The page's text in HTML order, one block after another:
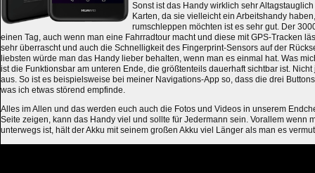
Sonst ist das Handy wirklich sehr
Karten, da sie vielleicht ein Arbeitshandy
rumschleppen möchten ist es sehr gut. Der
einen Tag, auch wenn man eine Fahrradtour macht und diese mit GPS-Tracken
sehr überrascht und auch die Schnelligkeit des Fingerprint-Sensors auf der
liebsten würde man das Handy lieber behalten, wenn man es einmal hat. Was
ist die Funktionsbar am unteren Ende, die größtenteils dauerhaft sichtbar ist.
aus. So ist es beispielsweise bei meiner Navigations-App so, dass die drei
was ich etwas störend empfinde.
Alles im Allen und das werden euch auch die Fotos und Videos in unserem
Seite zeigen, kann das Handy viel und sollte für Jedermann sein. Vorallem wenn
unterwegs ist, hält der Akku mit seinem großen Akku viel Länger als man es